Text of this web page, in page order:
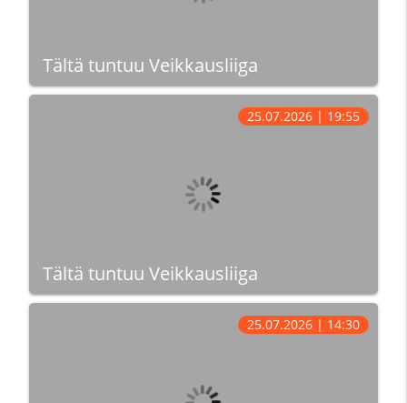
Tältä tuntuu Veikkausliiga
Tältä tuntuu Veikkausliiga
25.07.2026 | 19:55
25.07.2026 | 14:30